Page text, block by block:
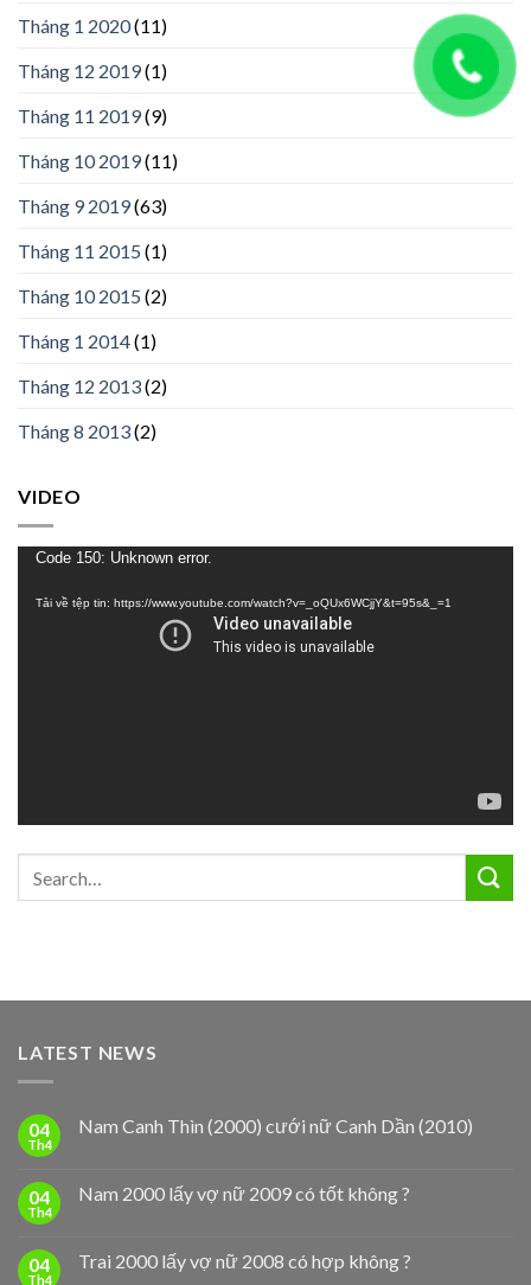
Tháng 1 2020(11)
Tháng 12 2019(1)
Tháng 11 2019(9)
Tháng 10 2019(11)
Tháng 9 2019(63)
Tháng 11 2015 (1)
Tháng 10 2015 (2)
Tháng 1 2014(1)
Tháng 12 2013(2)
Tháng 8 2013(2)
VIDEO
Trình
Code 150: Unknown error.
Tải về tệp tin: https://www.youtube.com/watch?v=_oQUx6WCjjY&t=95s&_=1
LATEST NEWS
04
Th4
Nam Canh Thìn (2000) cưới nữ Canh Dần (2010)
04
Th4
Nam 2000 lấy vợ nữ 2009 có tốt không ?
04
Th4
Trai 2000 lấy vợ nữ 2008 có hợp không ?